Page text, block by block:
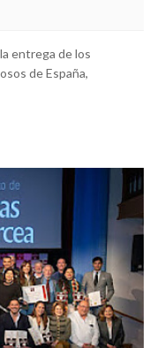
entrega de los
de España,